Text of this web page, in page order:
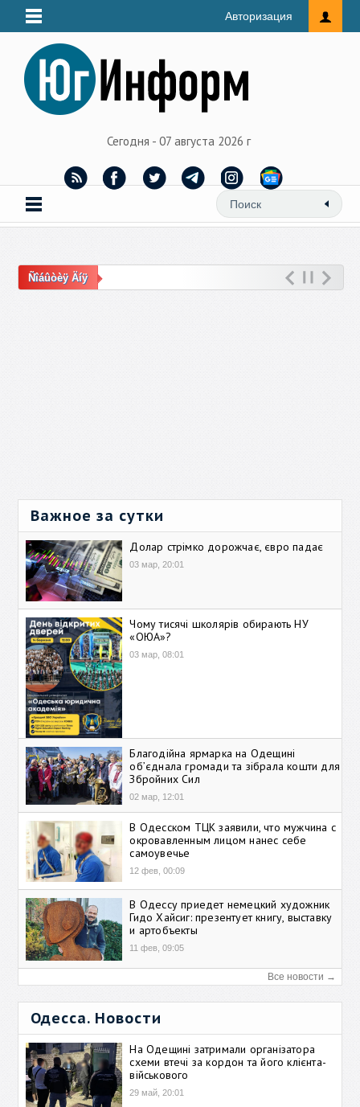
Авторизация
Сегодня - 07 августа 2026 г
Ñîáûòèÿ Äíÿ
Важное за сутки
Долар стрімко дорожчає, євро падає
03 мар, 20:01
Чому тисячі школярів обирають НУ
«ОЮА»?
03 мар, 08:01
Благодійна ярмарка на Одещині
об’єднала громади та зібрала кошти для
Збройних Сил
02 мар, 12:01
В Одесском ТЦК заявили, что мужчина с
окровавленным лицом нанес себе
самоувечье
12 фев, 00:09
В Одессу приедет немецкий художник
Гидо Хайсиг: презентует книгу, выставку
и артобъекты
11 фев, 09:05
Все новости →
Одесса. Новости
На Одещині затримали організатора
схеми втечі за кордон та його клієнта-
військового
29 май, 20:01